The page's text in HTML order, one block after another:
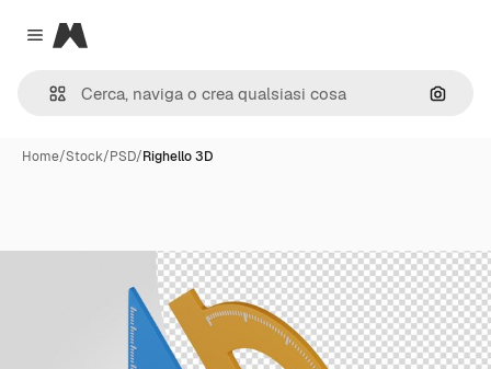
Close menu
Magnific
Cerca
Home/Stock/PSD/Righello 3D